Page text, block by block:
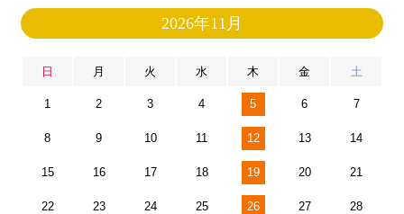
2026年11月
日 月 火 水 木 金 土
1 2 3 4 5 6 7
8 9 10 11 12 13 14
15 16 17 18 19 20 21
22 23 24 25 26 27 28